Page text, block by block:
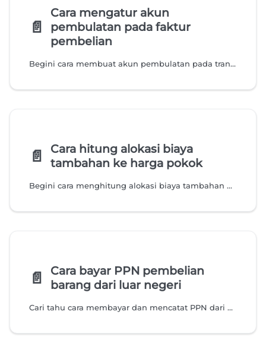
📄️
Cara mengatur akun
pembulatan pada faktur
pembelian
Begini cara membuat akun pembulatan pada transaksi pembelian di Accurate Online dan menggunakannya secara mudah
📄️
Cara hitung alokasi biaya
tambahan ke harga pokok
Begini cara menghitung alokasi biaya tambahan pembelian ke harga pokok barang secara proporsional di Accurate Online.
📄️
Cara bayar PPN pembelian
barang dari luar negeri
Cari tahu cara membayar dan mencatat PPN dari pembelian barang luar negeri di Accurate Online secara otomatis menggunakan kurs pajak.